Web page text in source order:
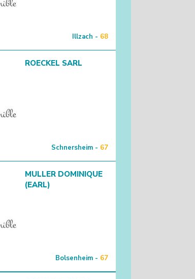
Illzach - 68
ROECKEL SARL
Schnersheim - 67
MULLER DOMINIQUE
(EARL)
Bolsenheim - 67